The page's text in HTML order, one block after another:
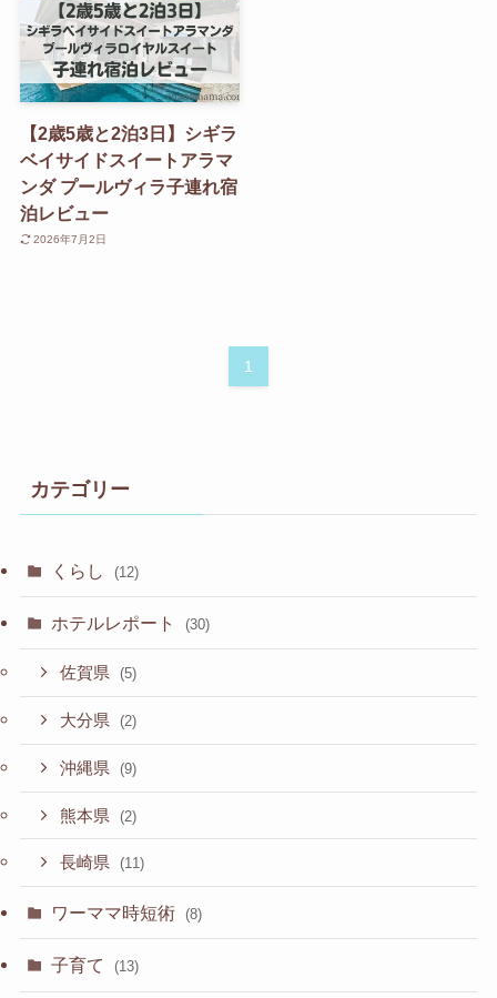
【2歳5歳と2泊3日】シギラ
ベイサイドスイートアラマ
ンダ プールヴィラ子連れ宿
泊レビュー
2026年7月2日
1
カテゴリー
くらし (12)
ホテルレポート (30)
佐賀県 (5)
大分県 (2)
沖縄県 (9)
熊本県 (2)
長崎県 (11)
ワーママ時短術 (8)
子育て (13)